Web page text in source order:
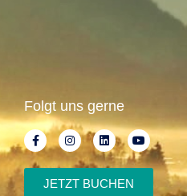
Folgt uns gerne
JETZT BUCHEN